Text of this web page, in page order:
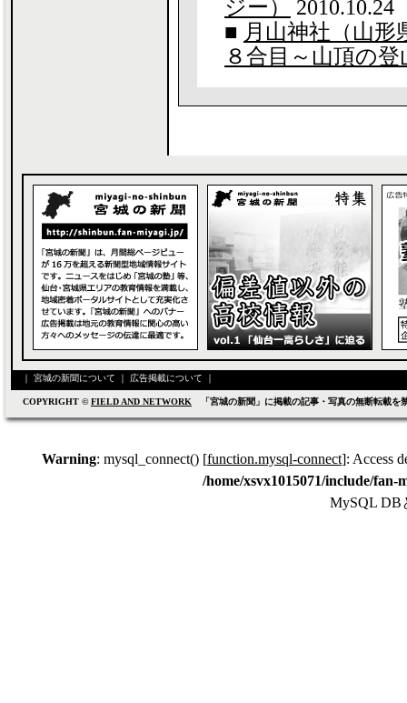
ジー）
2010.10.24
■ 月山神社（山
８合目～山頂の登
｜ 宮城の新聞について ｜ 広告掲載について ｜
COPYRIGHT ©FIELD AND NETWORK 「宮城の新聞」に掲載の記事・写真の無断転載
Warning: mysql_connect() [function.mysql-connect]: Access
/home/xsvx1015071/include/
MySQL DB